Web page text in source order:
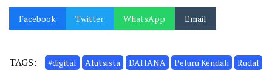
Facebook Twitter WhatsApp Email
TAGS: #digital Alutsista DAHANA Peluru Kendali
Rudal